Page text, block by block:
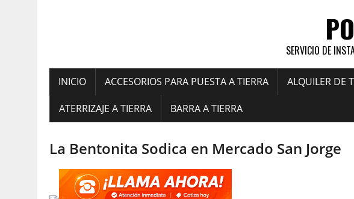
SERVICIO DE
INICIO ACCESORIOS PARA PUESTA A TIERRA ALQUILER DE
ATERRIZAJE A TIERRA BARRA A TIERRA
La Bentonita Sodica en Mercado San Jorge